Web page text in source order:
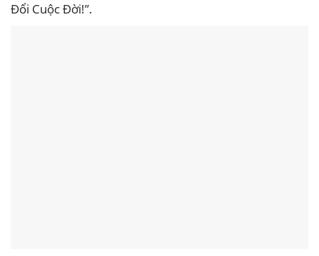
Đổi Cuộc Đời!”.